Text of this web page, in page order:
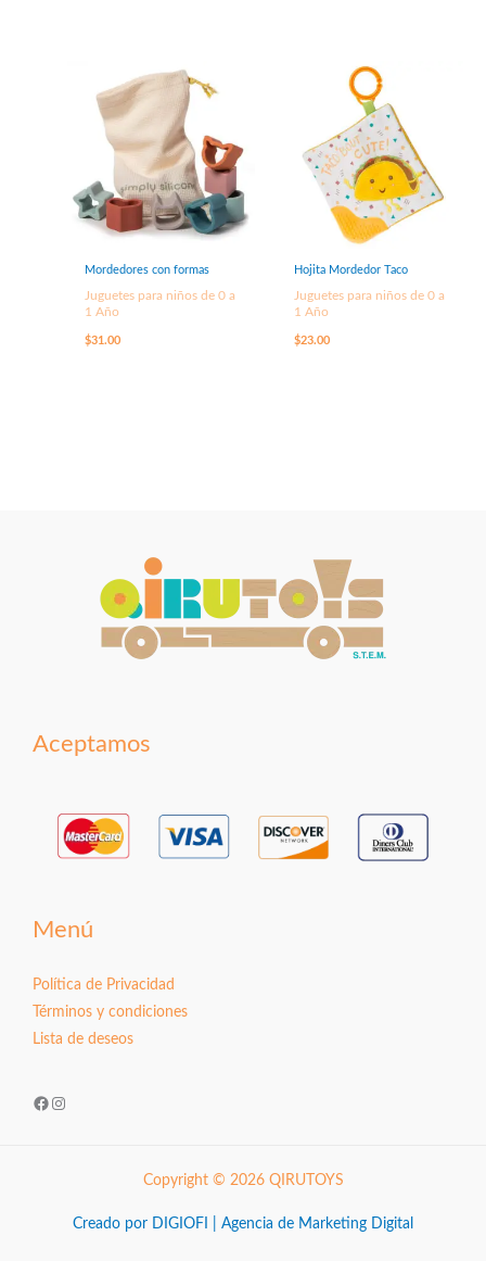
Mordedores con formas
Juguetes para niños de 0 a
1 Año
$31.00
Hojita Mordedor Taco
Juguetes para niños de 0 a
1 Año
$23.00
Aceptamos
Menú
Política de Privacidad
Términos y condiciones
Lista de deseos
Facebook
Instagram
Copyright © 2026 QIRUTOYS
Creado por DIGIOFI | Agencia de Marketing Digital